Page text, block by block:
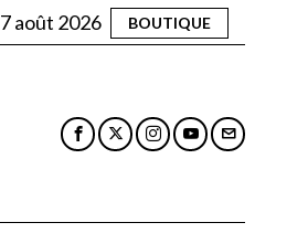
7 août 2026 BOUTIQUE